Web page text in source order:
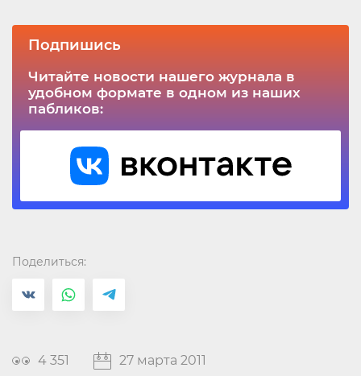
Подпишись
Читайте новости нашего журнала в
удобном формате в одном из наших
пабликов:
Поделиться:
4 351 27 марта 2011